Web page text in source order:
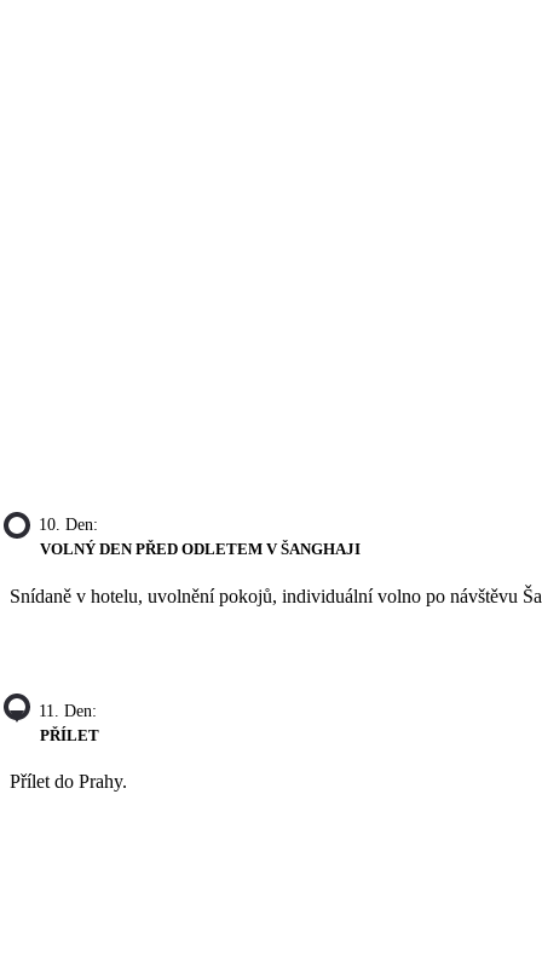
10. Den:
VOLNÝ DEN PŘED ODLETEM V ŠANGHAJI
Snídaně v hotelu, uvolnění pokojů, individuální volno po návštěvu
11. Den:
PŘÍLET
Přílet do Prahy.